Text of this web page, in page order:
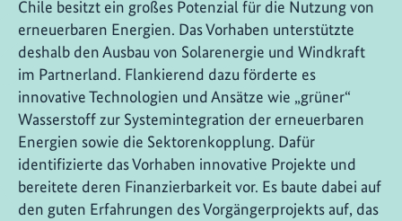
Chile besitzt ein großes Potenzial für die Nutzung von
erneuerbaren Energien. Das Vorhaben unterstützte
deshalb den Ausbau von Solarenergie und Windkraft
im Partnerland. Flankierend dazu förderte es
innovative Technologien und Ansätze wie „grüner“
Wasserstoff zur Systemintegration der erneuerbaren
Energien sowie die Sektorenkopplung. Dafür
identifizierte das Vorhaben innovative Projekte und
bereitete deren Finanzierbarkeit vor. Es baute dabei auf
den guten Erfahrungen des Vorgängerprojekts auf, das